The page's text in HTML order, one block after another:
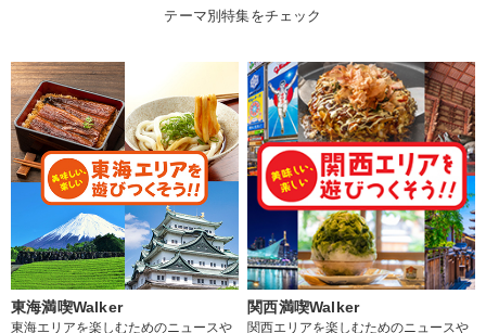
テーマ別特集をチェック
東海満喫Walker
東海エリアを楽しむためのニュースや
関西満喫Walker
関西エリアを楽しむためのニュースや